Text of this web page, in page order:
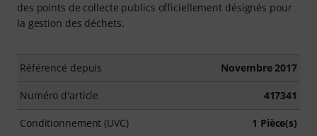
des points de collecte publics officiellement désignés pour
la gestion des déchets.
Référencé depuis Novembre 2017
Numéro d'article 417341
Conditionnement (UVC) 1 Pièce(s)